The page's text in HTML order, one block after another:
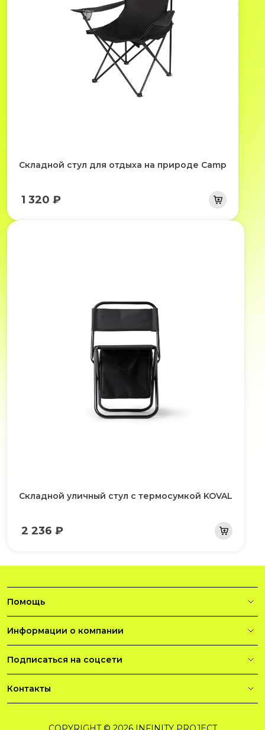
Складной стул для отдыха на природе Camp
1 320 ₽
Складной уличный стул с термосумкой KOVAL
2 236 ₽
Помощь
Информации о компании
Подписаться на соцсети
Контакты